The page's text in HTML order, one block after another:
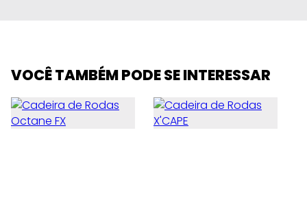
VOCÊ TAMBÉM PODE SE INTERESSAR